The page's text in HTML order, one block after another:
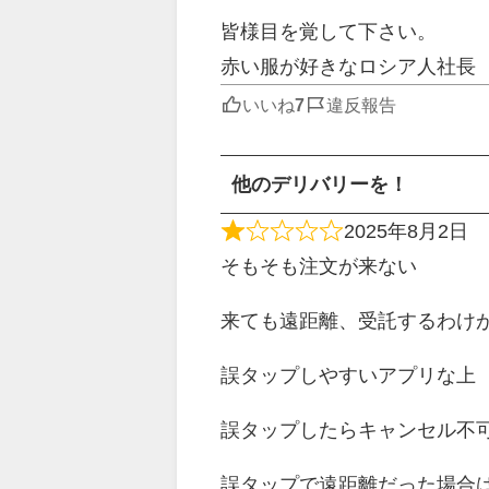
皆様目を覚して下さい。
赤い服が好きなロシア人社長
いいね 違反報告
他のデリバリーを！
2025年8月2日
そもそも注文が来ない
来ても遠距離、受託するわけ
誤タップしやすいアプリな上
誤タップしたらキャンセル不
誤タップで遠距離だった場合